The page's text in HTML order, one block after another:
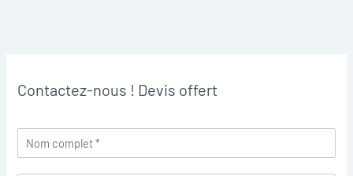
Contactez-nous ! Devis offert